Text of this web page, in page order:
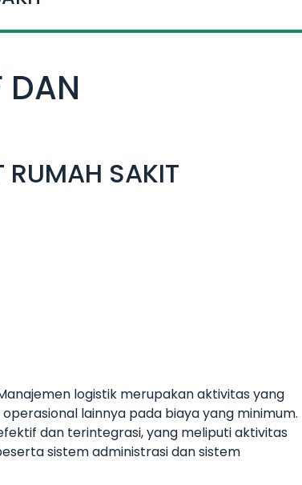
DAN
RUMAH SAKIT
logistik merupakan aktivitas yang
lainnya pada biaya yang minimum.
dan terintegrasi, yang meliputi aktivitas
sistem administrasi dan sistem